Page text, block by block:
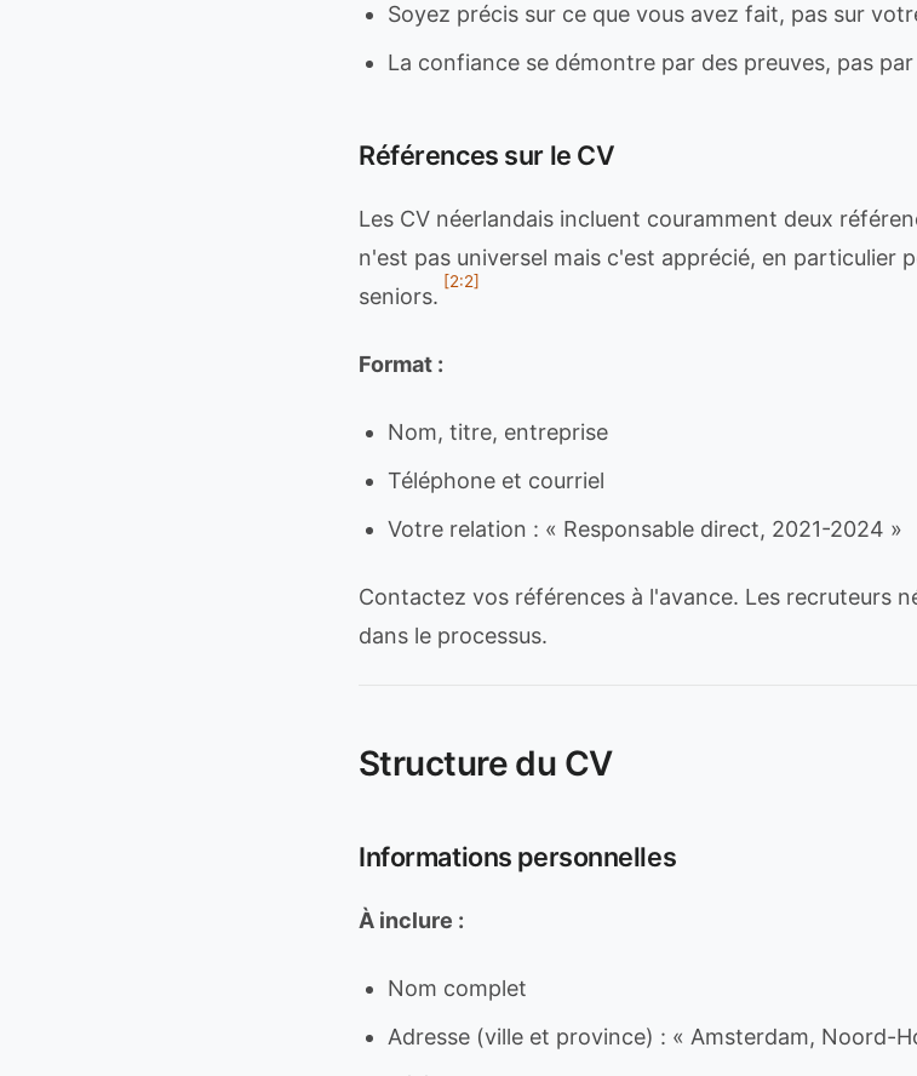
Soyez précis sur ce que vous avez fait, pas sur
La confiance se démontre par des preuves, pas
Références sur le CV
Les CV néerlandais incluent couramment deux
n'est pas universel mais c'est apprécié, en particulier
seniors.
[2:2]
Format :
Nom, titre, entreprise
Téléphone et courriel
Votre relation : « Responsable direct, 2021-2024 »
Contactez vos références à l'avance. Les recruteurs
dans le processus.
Structure du CV
Informations personnelles
À inclure :
Nom complet
Adresse (ville et province) : « Amsterdam, Noord-